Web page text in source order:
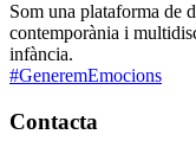
Som una plataforma de
contemporània i
infància.
#GeneremEmocions
Contacta